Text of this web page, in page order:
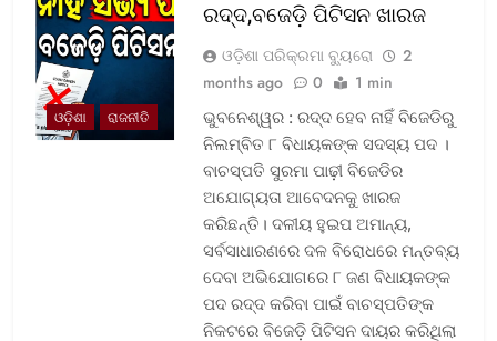
ଓଡ଼ିଶା ରାଜନୀତି
ରଦ୍ଦ,ବଜେଡ଼ି ପିଟିସନ ଖାରଜ
ଓଡ଼ିଶା ପରିକ୍ରମା ବ୍ୟୁରୋ
2
months ago
0 1 min
ଭୁବନେଶ୍ୱର : ରଦ୍ଦ ହେବ ନାହିଁ ବିଜେଡିରୁ
ନିଲମ୍ବିତ ୮ ବିଧାୟକଙ୍କ ସଦସ୍ୟ ପଦ ।
ବାଚସ୍ପତି ସୁରମା ପାଢ଼ୀ ବିଜେଡିର
ଅଯୋଗ୍ୟତା ଆବେଦନକୁ ଖାରଜ
କରିଛନ୍ତି। ଦଳୀୟ ହୁଇପ ଅମାନ୍ୟ,
ସର୍ବସାଧାରଣରେ ଦଳ ବିରୋଧରେ ମନ୍ତବ୍ୟ
ଦେବା ଅଭିଯୋଗରେ ୮ ଜଣ ବିଧାୟକଙ୍କ
ପଦ ରଦ୍ଦ କରିବା ପାଇଁ ବାଚସ୍ପତିଙ୍କ
ନିକଟରେ ବିଜେଡ଼ି ପିଟିସନ ଦାୟର କରିଥିଲା